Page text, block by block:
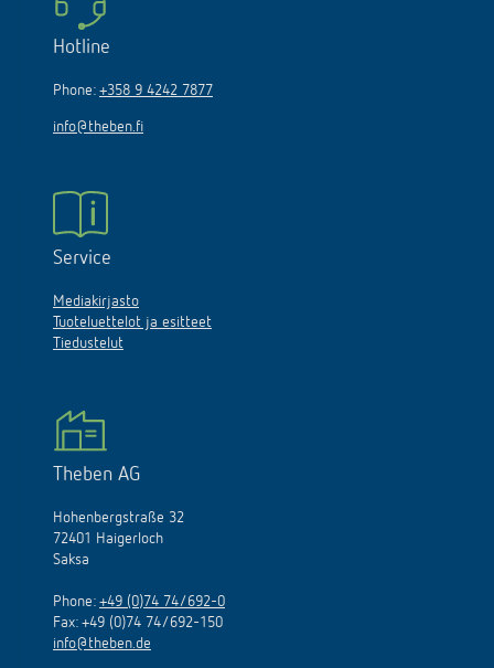
Hotline
Phone: +358 9 4242 7877
info@theben.fi
Service
Mediakirjasto
Tuoteluettelot ja esitteet
Tiedustelut
Theben AG
Hohenbergstraße 32
72401 Haigerloch
Saksa
Phone: +49 (0)74 74/692-0
Fax: +49 (0)74 74/692-150
info@theben.de